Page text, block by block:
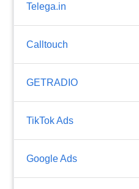
Telega.in
Calltouch
GETRADIO
TikTok Ads
Google Ads